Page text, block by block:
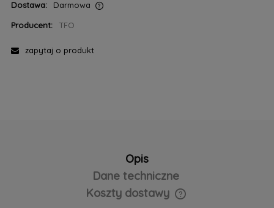
Dostawa:
Darmowa
Producent:
TFO
zapytaj o produkt
Opis
Dane techniczne
Koszty dostawy
Cena nie zawiera ewentualnych kosztów płatności